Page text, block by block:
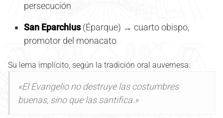
persecución
San Eparchius(Éparque) → cuarto obispo,
promotor del monacato
Su lema implícito, según la tradición oral auvernesa:
«El Evangelio no destruye las costumbres
buenas, sino que las santifica.»